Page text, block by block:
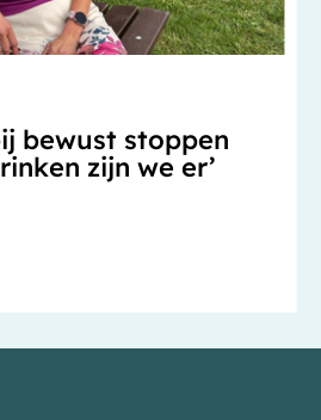
bewust stoppen
zijn we er’